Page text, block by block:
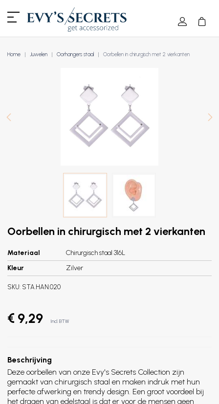
Home Juwelen Oorhangers staal Oorbellen in chirurgisch met 2 vierkanten
Oorbellen in chirurgisch met 2 vierkanten
Materiaal
Chirurgisch staal 316L
Kleur
Zilver
SKU: STA.HAN.020
€ 9,29 Incl. BTW
Beschrijving
Deze oorbellen van onze Evy's Secrets Collection zijn
gemaakt van chirurgisch staal en maken indruk met hun
perfecte afwerking en trendy design. Een groot voordeel bij
het dragen van edelstaal is dat er voor de mensen geen